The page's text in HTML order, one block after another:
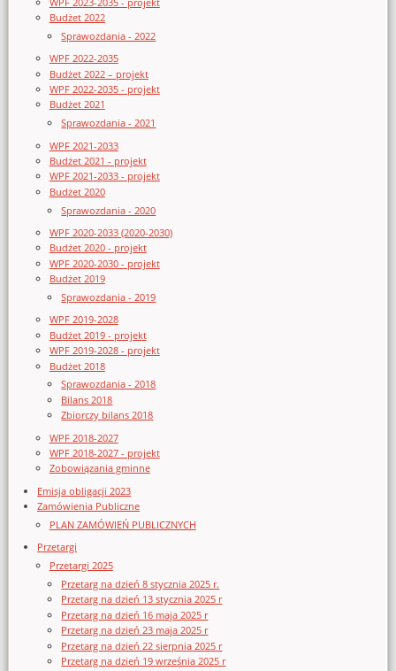
Budżet 2022
Sprawozdania - 2022
WPF 2022-2035
Budżet 2022 – projekt
WPF 2022-2035 - projekt
Budżet 2021
Sprawozdania - 2021
WPF 2021-2033
Budżet 2021 - projekt
WPF 2021-2033 - projekt
Budżet 2020
Sprawozdania - 2020
WPF 2020-2033 (2020-2030)
Budżet 2020 - projekt
WPF 2020-2030 - projekt
Budżet 2019
Sprawozdania - 2019
WPF 2019-2028
Budżet 2019 - projekt
WPF 2019-2028 - projekt
Budżet 2018
Sprawozdania - 2018
Bilans 2018
Zbiorczy bilans 2018
WPF 2018-2027
WPF 2018-2027 - projekt
Zobowiązania gminne
Emisja obligacji 2023
Zamówienia Publiczne
PLAN ZAMÓWIEŃ PUBLICZNYCH
Przetargi
Przetargi 2025
Przetarg na dzień 8 stycznia 2025 r.
Przetarg na dzień 13 stycznia 2025 r
Przetarg na dzień 16 maja 2025 r
Przetarg na dzień 23 maja 2025 r
Przetarg na dzień 22 sierpnia 2025 r
Przetarg na dzień 19 września 2025 r